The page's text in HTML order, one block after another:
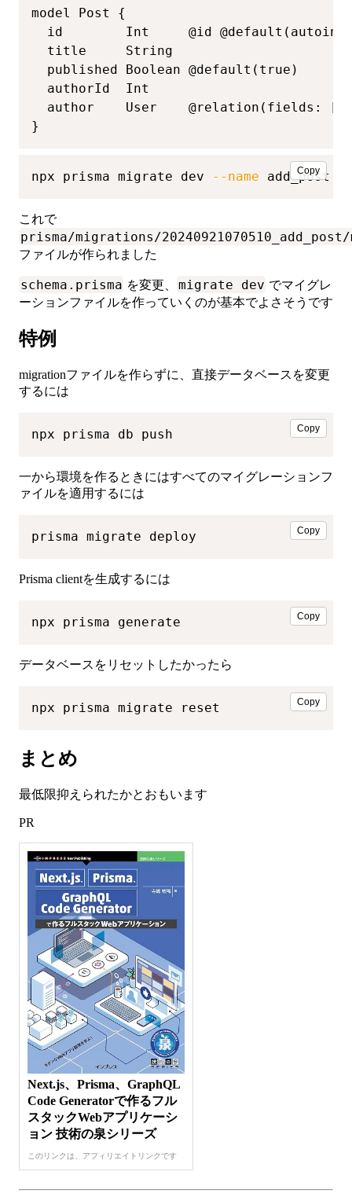
model Post {
id        Int     @id
  title     String
  published Boolean @default(true)
  authorId  Int
author    User    @relation(fields:
}
npx prisma migrate dev --name add_post
Copy
これで
prisma/migrations/
ファイルが作られました
schema.prisma を変更、 migrate dev でマイグレ
ーションファイルを作っていくのが基本でよさそうです
特例
migrationファイルを作らずに、直接データベースを変更
するには
npx prisma db push Copy
一から環境を作るときにはすべてのマイグレーションフ
ァイルを適用するには
prisma migrate deploy Copy
Prisma clientを生成するには
npx prisma generate Copy
データベースをリセットしたかったら
npx prisma migrate reset Copy
まとめ
最低限抑えられたかとおもいます
PR
Next.js、Prisma、GraphQL
Code Generatorで作るフル
スタックWebアプリケーシ
ョン 技術の泉シリーズ
このリンクは、アフィリエイトリンクです